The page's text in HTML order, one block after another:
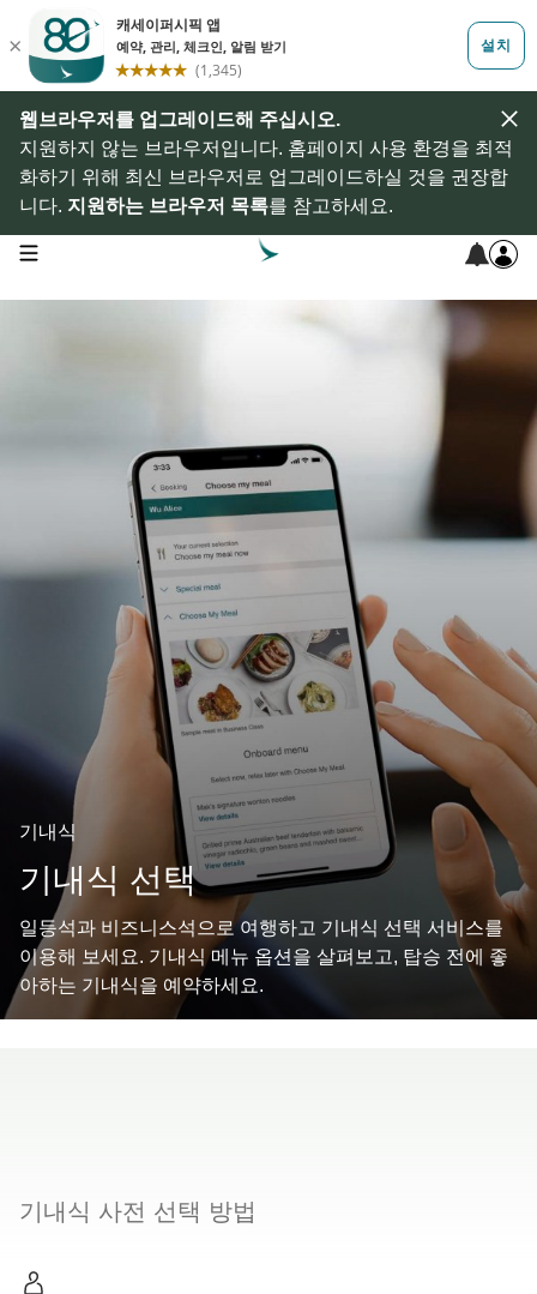
웹브라우저를 업그레이드해 주십시오.
지원하지 않는 브라우저입니다. 홈페이지 사용 환경을 최적
화하기 위해 최신 브라우저로 업그레이드하실 것을 권장합
니다. 지원하는 브라우저 목록를 참고하세요.
open navigation menu
기내식
기내식 선택
일등석과 비즈니스석으로 여행하고 기내식 선택 서비스를
이용해 보세요. 기내식 메뉴 옵션을 살펴보고, 탑승 전에 좋
아하는 기내식을 예약하세요.
기내식 사전 선택 방법